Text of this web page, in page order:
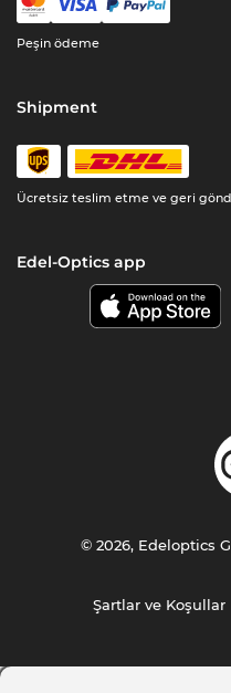
Peşin ödeme
Shipment
Ücretsiz teslim etme ve geri
Edel-Optics app
Şartlar ve Koşullar
© 2026, Edeloptics